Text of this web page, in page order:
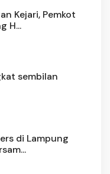
Kejari, Pemkot
H...
sembilan
di Lampung